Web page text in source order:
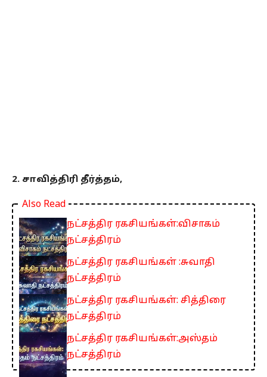
2. சாவித்திரி தீர்த்தம்,
Also Read
நட்சத்திர ரகசியங்கள்:விசாகம்
நட்சத்திரம்
நட்சத்திர ரகசியங்கள் :சுவாதி
நட்சத்திரம்
நட்சத்திர ரகசியங்கள்: சித்திரை
நட்சத்திரம்
நட்சத்திர ரகசியங்கள்:அஸ்தம்
நட்சத்திரம்